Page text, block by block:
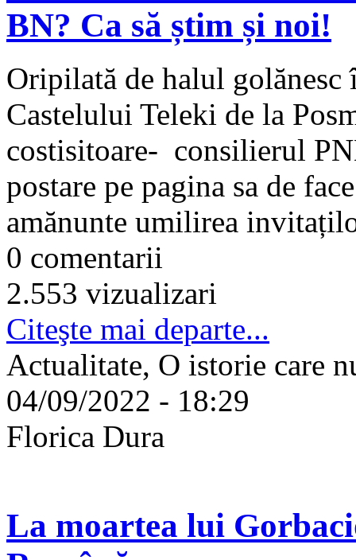
BN? Ca să știm și noi!
Oripilată de halul golănesc
Castelului Teleki de la
costisitoare- consilierul
postare pe pagina sa de
amănunte umilirea
0 comentarii
2.553 vizualizari
Citeşte mai departe...
Actualitate, O istorie care
04/09/2022 - 18:29
Florica Dura
La moartea lui